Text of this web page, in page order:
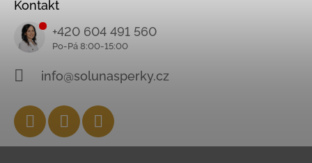
Kontakt
+420 604 491 560
info@solunasperky.cz